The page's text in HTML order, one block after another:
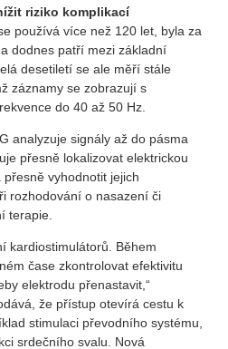
riziko komplikací
používá více než 120 let, byla za
dodnes patří mezi základní
desetiletí se ale měří stále
záznamy se zobrazují s
do 40 až 50 Hz.
analyzuje signály až do pásma
přesně lokalizovat elektrickou
vyhodnotit jejich
rozhodování o nasazení či
terapie.
kardiostimulátorů. Během
čase zkontrolovat efektivitu
elektrodu přenastavit,“
že přístup otevírá cestu k
stimulaci převodního systému,
srdečního svalu. Nová